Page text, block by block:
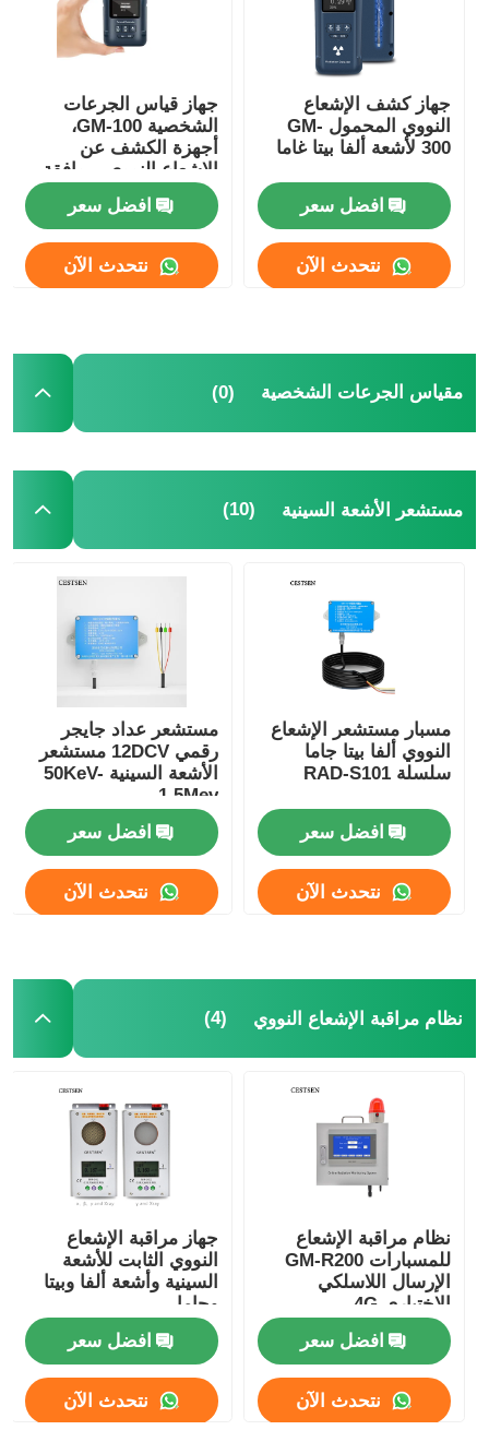
حول بنا
ضبط الجودة
اتصل بنا
جميع القضايا
مستشعر الأشعة السينية
كاشف رادون
مراقبة الأيونات السلبية الجوية
كاشف PM2.5
جهاز كشف الإشعاع
النووي المحمول GM-
300 لأشعة ألفا بيتا غاما
افضل سعر
نتحدث الآن
جهاز قياس الجرعات
الشخصية GM-100،
أجهزة الكشف عن
الإشعاع النووي، موافقة
CE CMA
افضل سعر
نتحدث الآن
مقياس الجرعات الشخصية (0)
مستشعر الأشعة السينية (10)
مسبار مستشعر الإشعاع
النووي ألفا بيتا جاما
سلسلة RAD-S101
افضل سعر
نتحدث الآن
مستشعر عداد جايجر
رقمي 12DCV مستشعر
الأشعة السينية 50KeV-
1.5Mev
افضل سعر
نتحدث الآن
نظام مراقبة الإشعاع النووي (4)
نظام مراقبة الإشعاع
للمسبارات GM-R200
الإرسال اللاسلكي
الاختياري 4G
افضل سعر
نتحدث الآن
جهاز مراقبة الإشعاع
النووي الثابت للأشعة
السينية وأشعة ألفا وبيتا
وجاما
افضل سعر
نتحدث الآن